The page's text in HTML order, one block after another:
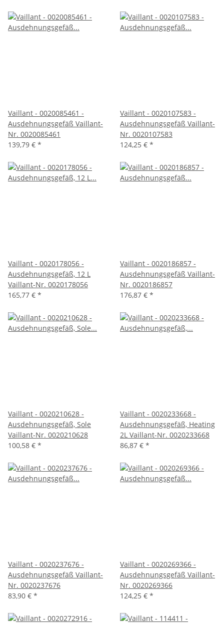
Vaillant - 0020085461 -
Ausdehnungsgefäß Vaillant-
Nr. 0020085461
139,79 € *
Vaillant - 0020107583 -
Ausdehnungsgefäß Vaillant-
Nr. 0020107583
124,25 € *
Vaillant - 0020178056 -
Ausdehnungsgefäß, 12 L
Vaillant-Nr. 0020178056
165,77 € *
Vaillant - 0020186857 -
Ausdehnungsgefäß Vaillant-
Nr. 0020186857
176,87 € *
Vaillant - 0020210628 -
Ausdehnungsgefäß, Sole
Vaillant-Nr. 0020210628
100,58 € *
Vaillant - 0020233668 -
Ausdehnungsgefäß, Heating
2L Vaillant-Nr. 0020233668
86,87 € *
Vaillant - 0020237676 -
Ausdehnungsgefäß Vaillant-
Nr. 0020237676
83,90 € *
Vaillant - 0020269366 -
Ausdehnungsgefäß Vaillant-
Nr. 0020269366
124,25 € *